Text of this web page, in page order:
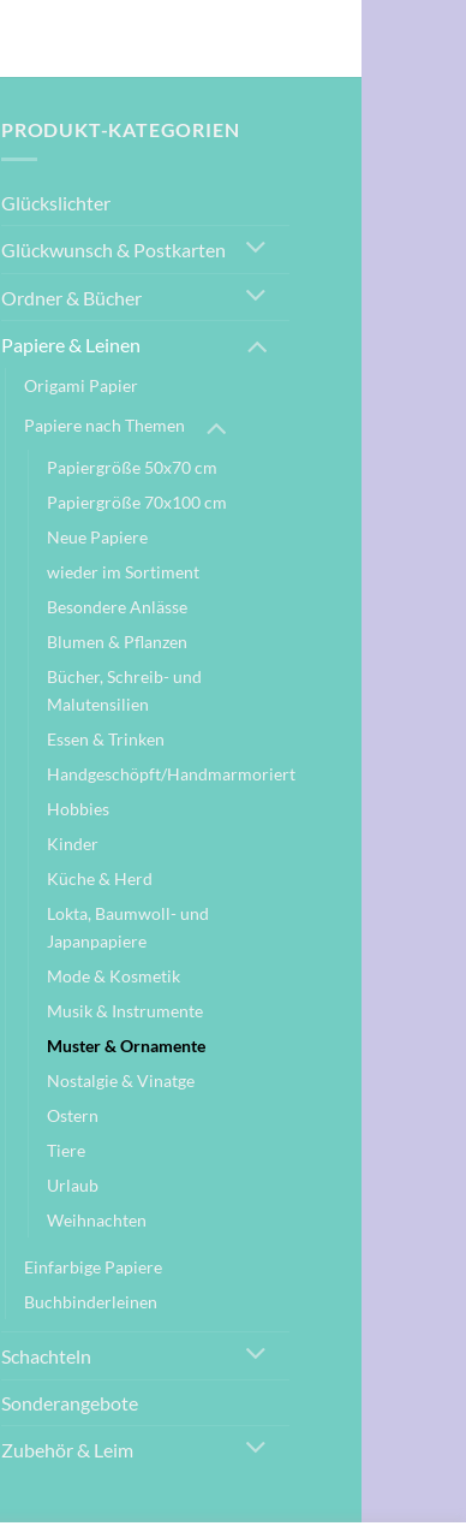
PRODUKT-KATEGORIEN
Glückslichter
Glückwunsch & Postkarten
Ordner & Bücher
Papiere & Leinen
Origami Papier
Papiere nach Themen
Papiergröße 50x70 cm
Papiergröße 70x100 cm
Neue Papiere
wieder im Sortiment
Besondere Anlässe
Blumen & Pflanzen
Bücher, Schreib- und
Malutensilien
Essen & Trinken
Handgeschöpft/Handmarmoriert
Hobbies
Kinder
Küche & Herd
Lokta, Baumwoll- und
Japanpapiere
Mode & Kosmetik
Musik & Instrumente
Muster & Ornamente
Nostalgie & Vinatge
Ostern
Tiere
Urlaub
Weihnachten
Einfarbige Papiere
Buchbinderleinen
Schachteln
Sonderangebote
Zubehör & Leim